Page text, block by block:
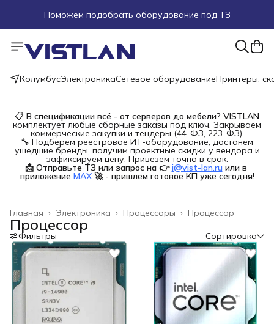
Поможем подобрать оборудование под ТЗ
Пуско-наладочные работы
Пришлите запрос на e-mail или в чат
КолумбусЭлектроникаСетевое оборудованиеПринтеры,
📋 В спецификации всё - от серверов до мебели? VISTLAN
комплектует любые сборные заказы под ключ. Закрываем
коммерческие закупки и тендеры (44-ФЗ, 223-ФЗ).
🔧 Подберем реестровое ИТ-оборудование, достанем
ушедшие бренды, получим проектные скидки у вендора и
зафиксируем цену. Привезем точно в срок.
📩 Отправьте ТЗ или запрос на 👉 i@vist-lan.ru или в
приложение MAX 🚀 - пришлем готовое КП уже сегодня!
Процессор
Процессоры ›
Электроника ›
Главная ›
Процессор
Фильтры Сортировка